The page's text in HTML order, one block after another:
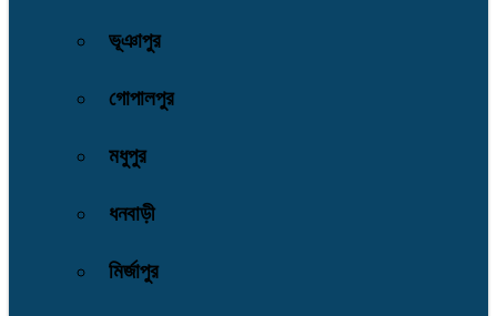
ভূঞাপুর
গোপালপুর
মধুপুর
ধনবাড়ী
মির্জাপুর